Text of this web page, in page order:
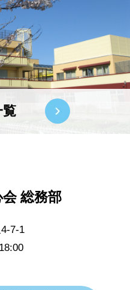
覧
総務部
7-1